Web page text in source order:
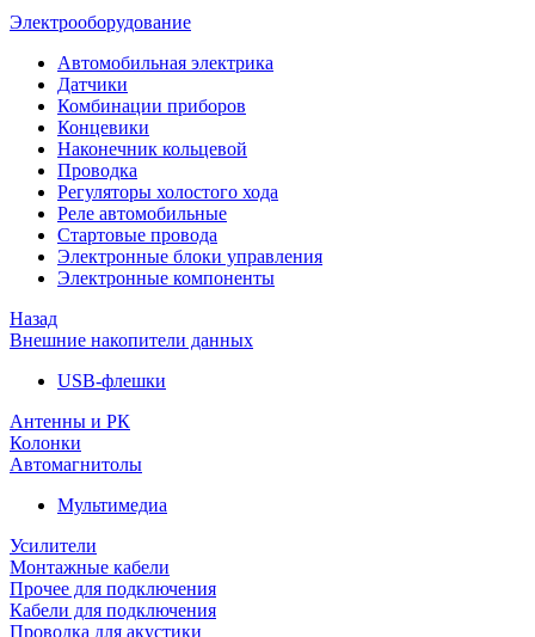
Электрооборудование
Автомобильная электрика
Датчики
Комбинации приборов
Концевики
Наконечник кольцевой
Проводка
Регуляторы холостого хода
Реле автомобильные
Стартовые провода
Электронные блоки управления
Электронные компоненты
Назад
Внешние накопители данных
USB-флешки
Антенны и РК
Колонки
Автомагнитолы
Мультимедиа
Усилители
Монтажные кабели
Прочее для подключения
Кабели для подключения
Проводка для акустики